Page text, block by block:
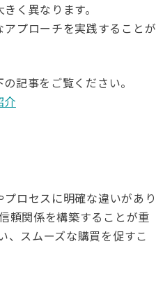
く異なります。
プローチを実践することが
記事をご覧ください。
介
ロセスに明確な違いがあり
頼関係を構築することが重
、スムーズな購買を促すこ